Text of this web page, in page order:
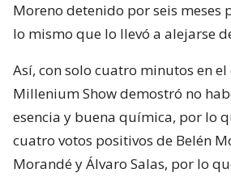
Moreno detenido por seis meses
lo mismo que lo llevó a alejarse
Así, con solo cuatro minutos en el
Millenium Show demostró no
esencia y buena química, por lo
cuatro votos positivos de Belén
Morandé y Álvaro Salas, por lo